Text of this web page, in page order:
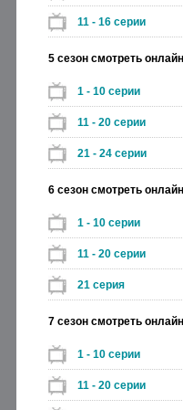
11 - 16 серии
5 сезон смотреть
1 - 10 серии
11 - 20 серии
21 - 24 серии
6 сезон смотреть
1 - 10 серии
11 - 20 серии
21 серия
7 сезон смотреть
1 - 10 серии
11 - 20 серии